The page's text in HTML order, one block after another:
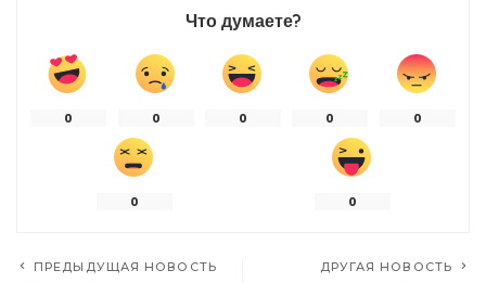
Что думаете?
0 0 0 0 0
0 0
ПРЕДЫДУЩАЯ НОВОСТЬ ДРУГАЯ НОВОСТЬ